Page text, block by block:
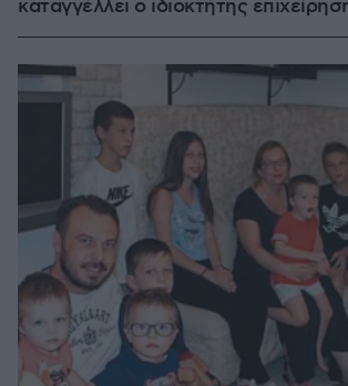
καταγγέλλει ο ιδιοκτήτης